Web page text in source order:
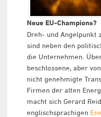
Neue EU-Champions?
Dreh- und Angelpunkt
sind neben den
die Unternehmen.
beschlossene, aber
nicht genehmigte
Firmen der alten
macht sich Gerard
englischsprachigen